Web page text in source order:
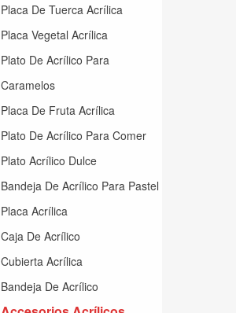
Placa De Tuerca Acrílica
Placa Vegetal Acrílica
Plato De Acrílico Para
Caramelos
Placa De Fruta Acrílica
Plato De Acrílico Para Comer
Plato Acrílico Dulce
Bandeja De Acrílico Para Pastel
Placa Acrílica
Caja De Acrílico
Cubierta Acrílica
Bandeja De Acrílico